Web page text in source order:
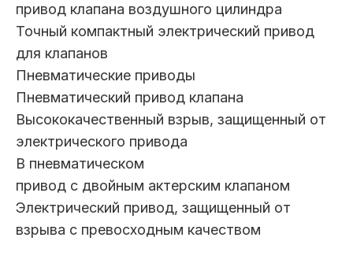
привод клапана воздушного цилиндра
Точный компактный электрический привод
для клапанов
Пневматические приводы
Пневматический привод клапана
Высококачественный взрыв, защищенный от
электрического привода
В пневматическом
привод с двойным актерским клапаном
Электрический привод, защищенный от
взрыва с превосходным качеством